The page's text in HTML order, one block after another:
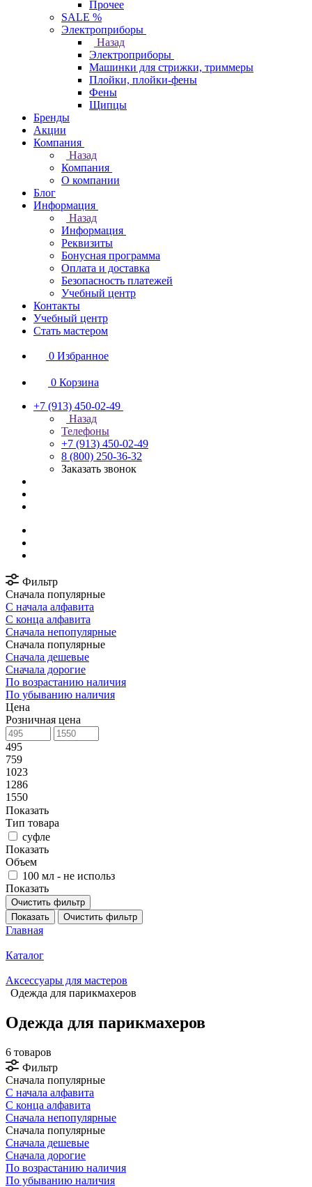
Прочее
SALE %
Электроприборы
Назад
Электроприборы
Машинки для стрижки, триммеры
Плойки, плойки-фены
Фены
Щипцы
Бренды
Акции
Компания
Назад
Компания
О компании
Блог
Информация
Назад
Информация
Реквизиты
Бонусная программа
Оплата и доставка
Безопасность платежей
Учебный центр
Контакты
Учебный центр
Стать мастером
0 Избранное
0 Корзина
+7 (913) 450-02-49
Назад
Телефоны
+7 (913) 450-02-49
8 (800) 250-36-32
Заказать звонок
Фильтр
Сначала популярные
С начала алфавита
С конца алфавита
Сначала непопулярные
Сначала популярные
Сначала дешевые
Сначала дорогие
По возрастанию наличия
По убыванию наличия
Цена
Розничная цена
495
759
1023
1286
1550
Показать
Тип товара
суфле
Показать
Объем
100 мл - не использ
Показать
Очистить фильтр
Показать
Очистить фильтр
Главная
Каталог
Аксессуары для мастеров
Одежда для парикмахеров
Одежда для парикмахеров
6 товаров
Фильтр
Сначала популярные
С начала алфавита
С конца алфавита
Сначала непопулярные
Сначала популярные
Сначала дешевые
Сначала дорогие
По возрастанию наличия
По убыванию наличия